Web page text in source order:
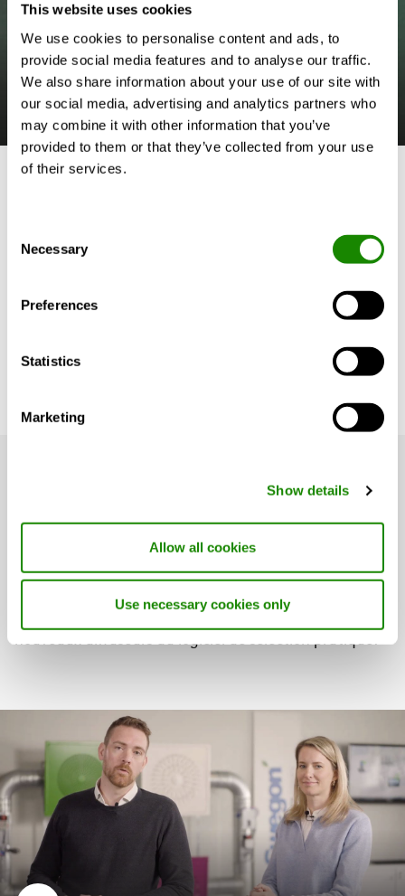
This website uses cookies
We use cookies to personalise content and ads, to
provide social media features and to analyse our traffic.
We also share information about your use of our site with
our social media, advertising and analytics partners who
may combine it with other information that you’ve
provided to them or that they’ve collected from your use
of their services.
Selection
Necessary
Preferences
Statistics
Marketing
Show details
Allow all cookies
Use necessary cookies only
Lire la vidéo (3:00 Min)
condensation par air pour le tertiaire. Une nouvelle
et durabilité.
Créer un climat intérieur
Il devrait être facile de créer un excellent climat
intérieur. Inspirez-vous de quelques installations
existantes et obtenez des conseils qui vous aideront à
nouveaux diffuseurs au logiciel de sélection pratique.